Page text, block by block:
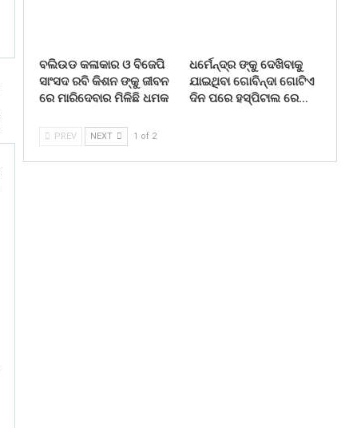
ବଲିଉଡ କଳାକାର ଓ ବିଜେପି
ସାଂସଦ ରବି କିଶନ ଙ୍କୁ ଜୀବନ
ରେ ମାରିଦେବାର ମିଳିଛି ଧମକ
ଧର୍ମେନ୍ଦ୍ର ଙ୍କୁ ଦେଖିବାକୁ
ଯାଇଥିବା ଗୋବିନ୍ଦା ଗୋଟିଏ
ଦିନ ପରେ ହସ୍ପିଟାଲ ରେ…
PREV NEXT 1 of 2